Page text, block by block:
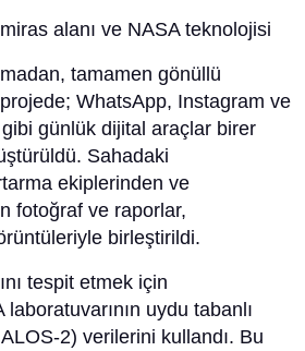
alanı ve NASA teknolojisi
tamamen gönüllü
WhatsApp, Instagram ve
günlük dijital araçlar birer
Sahadaki
ekiplerinden ve
fotoğraf ve raporlar,
birleştirildi.
tespit etmek için
uydu tabanlı
2) verilerini kullandı. Bu